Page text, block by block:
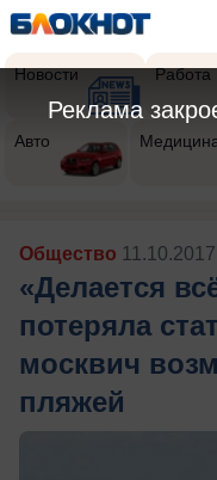
Новости Работа
Авто
Общество 11.10.2017
«Делается
потеряла
москвич
пляжей
Реклама